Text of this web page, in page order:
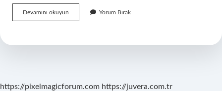
Devamını okuyun
Tzu
Yorum Bırak
https://pixelmagicforum.com https://juvera.com.tr